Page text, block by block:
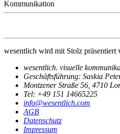
Kommunikation
wesentlich wird mit Stolz präsentiert
wesentlich. visuelle
Geschäftsführung: Saskia
Montzener Straße 56 4710
Tel: +49 151 14665225
info@wesentlich.com
AGB
Datenschutz
Impressum